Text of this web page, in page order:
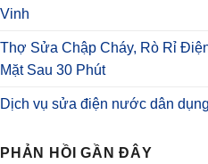
Vinh
Thợ Sửa Chập Cháy, Rò Rỉ
Mặt Sau 30 Phút
Dịch vụ sửa điện nước dân
PHẢN HỒI GẦN ĐÂY